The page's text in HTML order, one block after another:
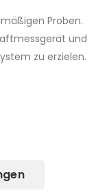
Proben.
und
zu erzielen.